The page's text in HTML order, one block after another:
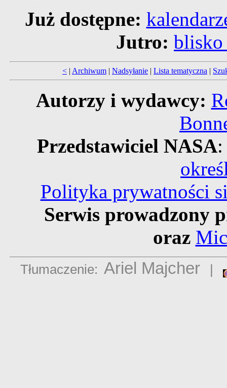
Już dostępne:
Jutro:
< | Archiwum | Nadsyłanie | Lista tematyczna |
Autorzy i wydawcy:
Przedstawiciel NASA
Polityka prywatności
Serwis prowadzony
oraz
Tłumaczenie: Ariel Majcher |